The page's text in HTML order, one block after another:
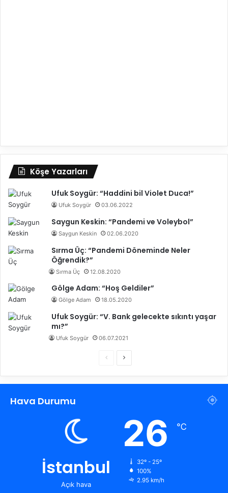
Köşe Yazarları
Ufuk Soygür: “Haddini bil Violet Duca!”
Ufuk Soygür 03.06.2022
Saygun Keskin: “Pandemi ve Voleybol”
Saygun Keskin 02.06.2020
Sırma Üç: “Pandemi Döneminde Neler
Öğrendik?”
Sırma Üç 12.08.2020
Gölge Adam: “Hoş Geldiler”
Gölge Adam 18.05.2020
Ufuk Soygür: “V. Bank gelecekte sıkıntı yaşar
mı?”
Ufuk Soygür 06.07.2021
c
y
n
k
i
Hava Durumu
İstanbul
Açık hava
26 ℃
32º - 25º
100%
2.95 km/h